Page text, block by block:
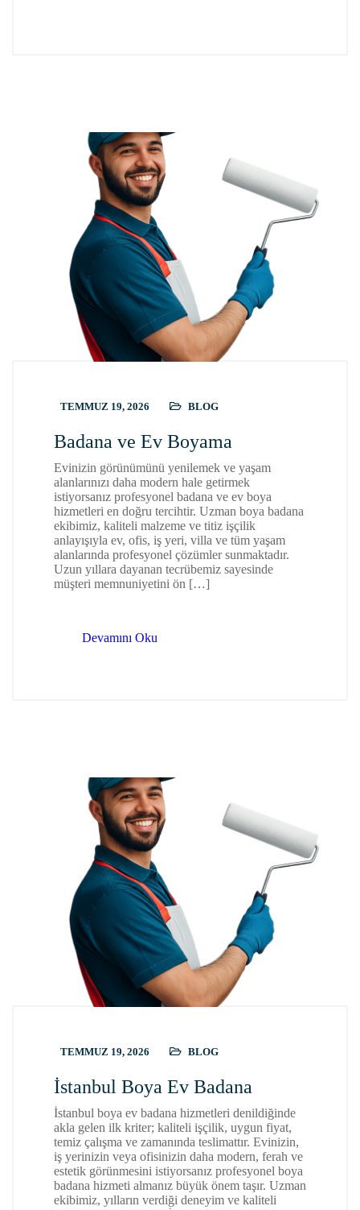
TEMMUZ 19, 2026 BLOG
Badana ve Ev Boyama
Evinizin görünümünü yenilemek ve yaşam
alanlarınızı daha modern hale getirmek
istiyorsanız profesyonel badana ve ev boya
hizmetleri en doğru tercihtir. Uzman boya badana
ekibimiz, kaliteli malzeme ve titiz işçilik
anlayışıyla ev, ofis, iş yeri, villa ve tüm yaşam
alanlarında profesyonel çözümler sunmaktadır.
Uzun yıllara dayanan tecrübemiz sayesinde
müşteri memnuniyetini ön […]
Devamını Oku
TEMMUZ 19, 2026 BLOG
İstanbul Boya Ev Badana
İstanbul boya ev badana hizmetleri denildiğinde
akla gelen ilk kriter; kaliteli işçilik, uygun fiyat,
temiz çalışma ve zamanında teslimattır. Evinizin,
iş yerinizin veya ofisinizin daha modern, ferah ve
estetik görünmesini istiyorsanız profesyonel boya
badana hizmeti almanız büyük önem taşır. Uzman
ekibimiz, yılların verdiği deneyim ve kaliteli